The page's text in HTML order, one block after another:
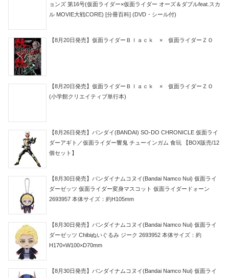
ョンズ 第16号(仮面ライダー×仮面ライダー オーズ＆ダブルfeat.スカ
ル MOVIE大戦CORE) [分冊百科] (DVD・シール付)
【8月20日発売】仮面ライダーＢｌａｃｋ × 仮面ライダーＺＯ
【8月20日発売】仮面ライダーＢｌａｃｋ × 仮面ライダーＺＯ
(小学館クリエイティブ単行本)
【8月26日発売】バンダイ(BANDAI) SO-DO CHRONICLE 仮面ライ
ダーアギト／仮面ライダー響鬼 チューインガム 食玩 【BOX販売/12
個セット】
【8月30日発売】バンダイナムコヌイ(Bandai Namco Nui) 仮面ライ
ダーゼッツ 仮面ライダー変身マスコット 仮面ライダードォーン
2693957 本体サイズ：約H105mm
【8月30日発売】バンダイナムコヌイ(Bandai Namco Nui) 仮面ライ
ダーゼッツ Chibiぬいぐるみ ジーク 2693952 本体サイズ：約
H170×W100×D70mm
【8月30日発売】バンダイナムコヌイ(Bandai Namco Nui) 仮面ライ